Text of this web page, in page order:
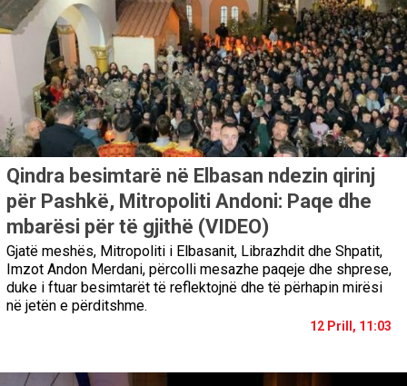
Qindra besimtarë në Elbasan ndezin qirinj
për Pashkë, Mitropoliti Andoni: Paqe dhe
mbarësi për të gjithë (VIDEO)
Gjatë meshës, Mitropoliti i Elbasanit, Librazhdit dhe Shpatit,
Imzot Andon Merdani, përcolli mesazhe paqeje dhe shprese,
duke i ftuar besimtarët të reflektojnë dhe të përhapin mirësi
në jetën e përditshme.
12 Prill, 11:03